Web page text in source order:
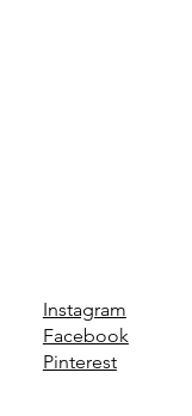
Instagram
Facebook
Pinterest